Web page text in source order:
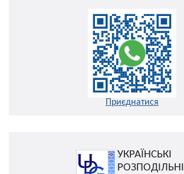
Приєднатися
УКРАЇНСЬКІ
РОЗПОДІЛЬНІ